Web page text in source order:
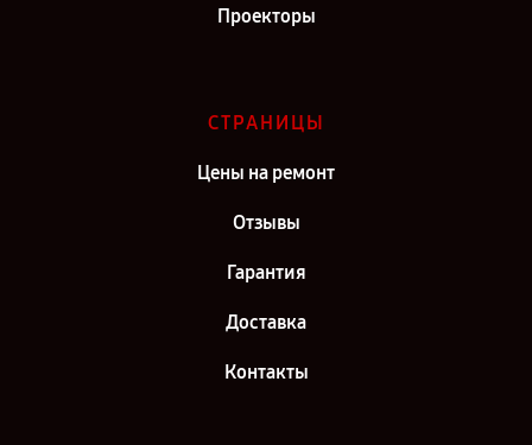
Проекторы
СТРАНИЦЫ
Цены на ремонт
Отзывы
Гарантия
Доставка
Контакты